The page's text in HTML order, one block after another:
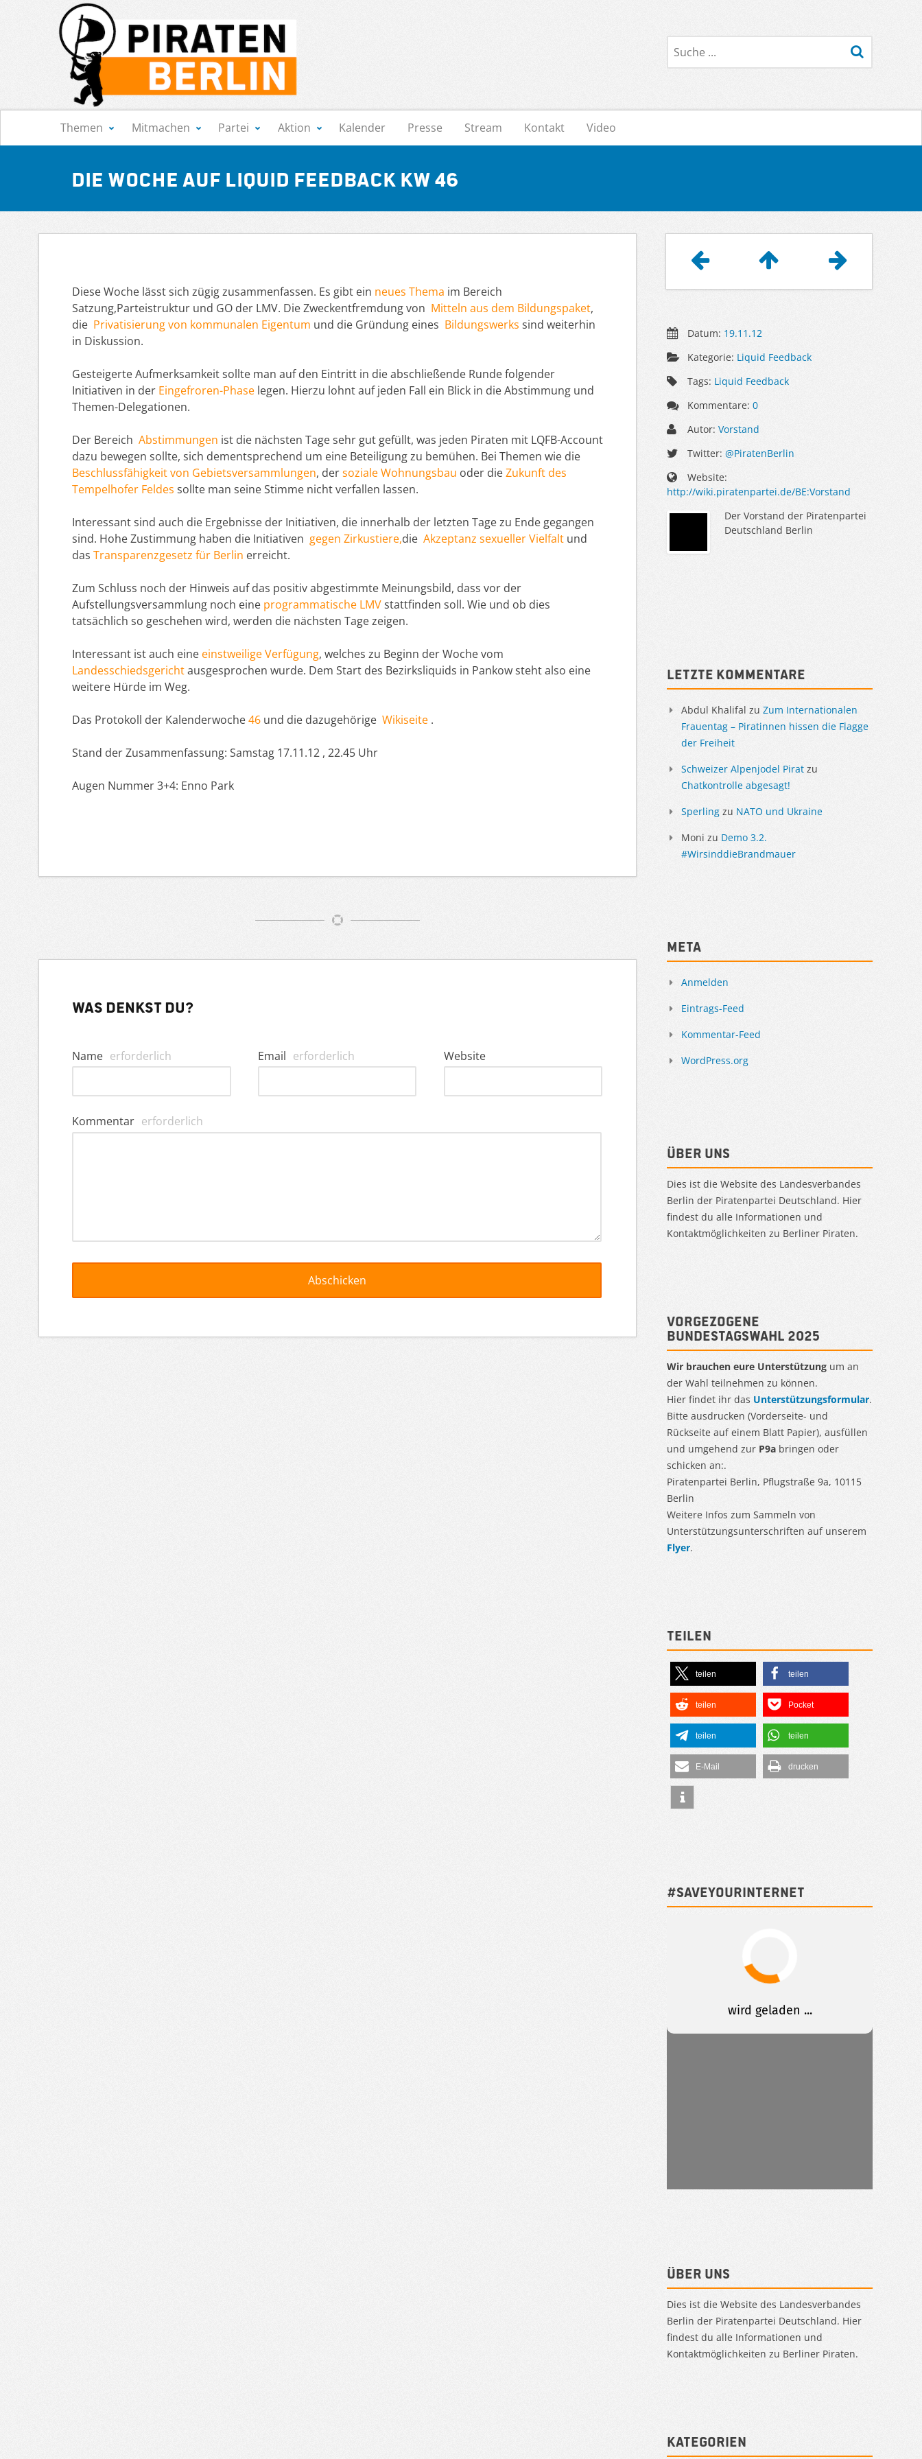
Suche
Navigation
Themen Mitmachen Partei Aktion Kalender Presse Stream Kontakt Video
Die Woche auf Liquid Feedback KW 46
Diese Woche lässt sich zügig zusammenfassen. Es gibt ein neues Thema im Bereich
Satzung,Parteistruktur und GO der LMV. Die Zweckentfremdung von Mitteln aus dem Bildungspaket,
die Privatisierung von kommunalen Eigentum und die Gründung eines Bildungswerks sind weiterhin
in Diskussion.
Gesteigerte Aufmerksamkeit sollte man auf den Eintritt in die abschließende Runde folgender
Initiativen in der Eingefroren-Phase legen. Hierzu lohnt auf jeden Fall ein Blick in die Abstimmung und
Themen-Delegationen.
Der Bereich Abstimmungen ist die nächsten Tage sehr gut gefüllt, was jeden Piraten mit LQFB-Account
dazu bewegen sollte, sich dementsprechend um eine Beteiligung zu bemühen. Bei Themen wie die
Beschlussfähigkeit von Gebietsversammlungen, dersoziale Wohnungsbau oder dieZukunft des
Tempelhofer Feldes sollte man seine Stimme nicht verfallen lassen.
Interessant sind auch die Ergebnisse der Initiativen, die innerhalb der letzten Tage zu Ende gegangen
sind. Hohe Zustimmung haben die Initiativen gegen Zirkustiere,die Akzeptanz sexueller Vielfalt und
das Transparenzgesetz für Berlin erreicht.
Zum Schluss noch der Hinweis auf das positiv abgestimmte Meinungsbild, dass vor der
Aufstellungsversammlung noch eine programmatische LMVstattfinden soll. Wie und ob dies
tatsächlich so geschehen wird, werden die nächsten Tage zeigen.
Interessant ist auch eine einstweilige Verfügung, welches zu Beginn der Woche vom
Landesschiedsgerichtausgesprochen wurde. Dem Start des Bezirksliquids in Pankow steht also eine
weitere Hürde im Weg.
Das Protokoll der Kalenderwoche46 und die dazugehörige Wikiseite .
Stand der Zusammenfassung: Samstag 17.11.12 , 22.45 Uhr
Augen Nummer 3+4: Enno Park
Was denkst du?
Name erforderlich Email erforderlich Website
Kommentar erforderlich
Datum: 19.11.12
Kategorie: Liquid Feedback
Tags: Liquid Feedback
Kommentare:0
Autor:Vorstand
Twitter:@PiratenBerlin
Website:
http://wiki.piratenpartei.de/BE:Vorstand
Der Vorstand der Piratenpartei
Deutschland Berlin
Letzte Kommentare
Abdul Khalifal zu Zum Internationalen
Frauentag – Piratinnen hissen die Flagge
der Freiheit
Schweizer Alpenjodel Pirat zu
Chatkontrolle abgesagt!
Sperling zu NATO und Ukraine
Moni zu Demo 3.2.
#WirsinddieBrandmauer
Meta
Anmelden
Eintrags-Feed
Kommentar-Feed
WordPress.org
Über uns
Dies ist die Website des Landesverbandes
Berlin der Piratenpartei Deutschland. Hier
findest du alle Informationen und
Kontaktmöglichkeiten zu Berliner Piraten.
Vorgezogene
Bundestagswahl 2025
Wir brauchen eure Unterstützung um an
der Wahl teilnehmen zu können.
Hier findet ihr das Unterstützungsformular.
Bitte ausdrucken (Vorderseite- und
Rückseite auf einem Blatt Papier), ausfüllen
und umgehend zur P9a bringen oder
schicken an:.
Piratenpartei Berlin, Pflugstraße 9a, 10115
Berlin
Weitere Infos zum Sammeln von
Unterstützungsunterschriften auf unserem
Flyer.
Teilen
teilen teilen
teilen Pocket
teilen teilen
E-Mail drucken
#SAVEYOURINTERNET
Über uns
Dies ist die Website des Landesverbandes
Berlin der Piratenpartei Deutschland. Hier
findest du alle Informationen und
Kontaktmöglichkeiten zu Berliner Piraten.
Kategorien